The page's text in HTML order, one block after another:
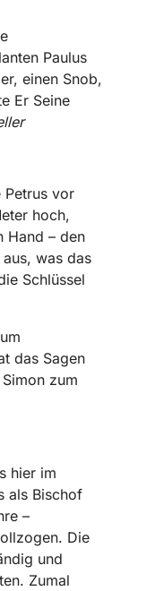
Paulus
einen Snob,
Er Seine
Petrus vor
hoch,
Hand – den
was das
Schlüssel
das Sagen
zum
hier im
als Bischof
–
Die
und
Zumal